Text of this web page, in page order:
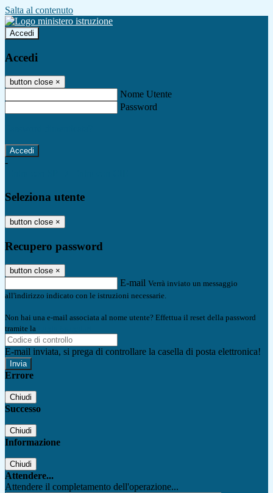
Salta al contenuto
Accedi
Accedi
button close ×
Nome Utente
Password
-
Seleziona utente
button close ×
Recupero password
button close ×
E-mail Verrà inviato un messaggio
all'indirizzo indicato con le istruzioni necessarie.
Non hai una e-mail associata al nome utente? Effettua il reset della password
tramite la
E-mail inviata, si prega di controllare la casella di posta elettronica!
Errore
Chiudi
Successo
Chiudi
Informazione
Chiudi
Attendere...
Attendere il completamento dell'operazione...